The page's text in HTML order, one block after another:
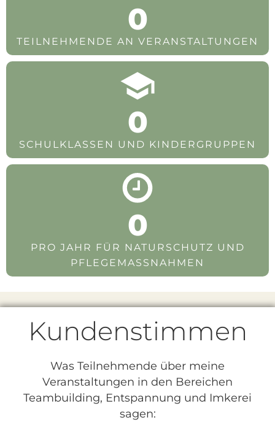
0
TEILNEHMENDE AN VERANSTALTUNGEN
0
SCHULKLASSEN UND KINDERGRUPPEN
0
PRO JAHR FÜR NATURSCHUTZ UND
PFLEGEMASSNAHMEN
Kundenstimmen
Was Teilnehmende über meine
Veranstaltungen in den Bereichen
Teambuilding, Entspannung und Imkerei
sagen: